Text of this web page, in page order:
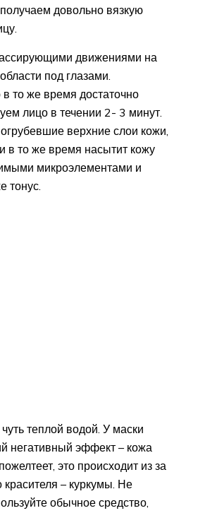
довольно вязкую
движениями на
под глазами.
то же время достаточно
лицо в течении 2- 3 минут.
верхние слои кожи,
в то же время насытит кожу
микроэлементами и
тонус.
теплой водой. У маски
негативный эффект – кожа
это происходит из за
красителя – куркумы. Не
обычное средство,